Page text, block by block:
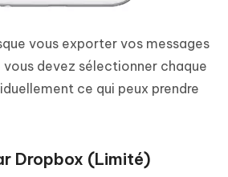
vous exporter vos messages
devez sélectionner chaque
ce qui peux prendre
Dropbox (Limité)